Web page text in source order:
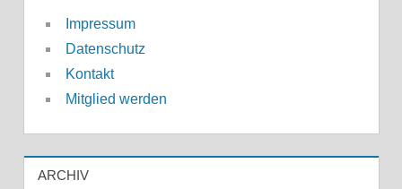
Impressum
Datenschutz
Kontakt
Mitglied werden
ARCHIV